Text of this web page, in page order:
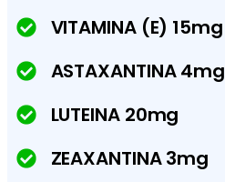
VITAMINA (E) 15mg
ASTAXANTINA 4mg
LUTEINA 20mg
ZEAXANTINA 3mg